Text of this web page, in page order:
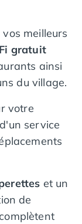
meilleurs
gratuit
ainsi
du village.
votre
service
et un
de